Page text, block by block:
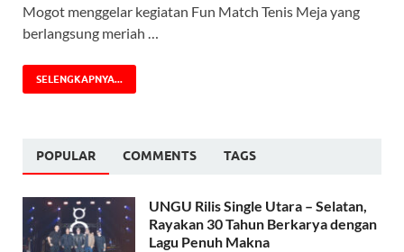
Mogot menggelar kegiatan Fun Match Tenis Meja yang
berlangsung meriah …
SELENGKAPNYA...
POPULAR COMMENTS TAGS
UNGU Rilis Single Utara – Selatan,
Rayakan 30 Tahun Berkarya dengan
Lagu Penuh Makna